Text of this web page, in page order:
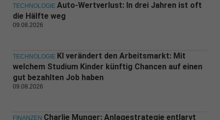
TECHNOLOGIE Auto-Wertverlust: In drei Jahren ist oft
die Hälfte weg
09.08.2026
TECHNOLOGIE KI verändert den Arbeitsmarkt: Mit
welchem Studium Kinder künftig Chancen auf einen
gut bezahlten Job haben
09.08.2026
FINANZEN Charlie Munger: Anlagestrategie entlarvt